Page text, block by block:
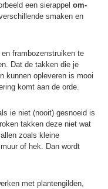
een sierappel om-
smaken en
frambozenstruiken te
Dat de takken die je
kunnen opleveren is mooi
komt aan de orde.
ie niet (nooit) gesnoeid is
takken deze niet wat
zoals kleine
of hek. Dan wordt
met plantengilden,